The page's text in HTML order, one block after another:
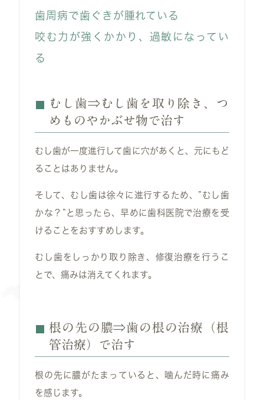
歯周病で歯ぐきが腫れている
咬む力が強くかかり、過敏になってい
る
むし歯⇒むし歯を取り除き、つ
めものやかぶせ物で治す
むし歯が一度進行して歯に穴があくと、元にもど
ることはありません。
そして、むし歯は徐々に進行するため、”むし歯
かな？”と思ったら、早めに歯科医院で治療を受
けることをおすすめします。
むし歯をしっかり取り除き、修復治療を行うこ
とで、痛みは消えてくれます。
根の先の膿⇒歯の根の治療（根
管治療）で治す
根の先に膿がたまっていると、噛んだ時に痛み
を感じます。